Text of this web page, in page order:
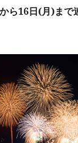
ら16日(月)まで